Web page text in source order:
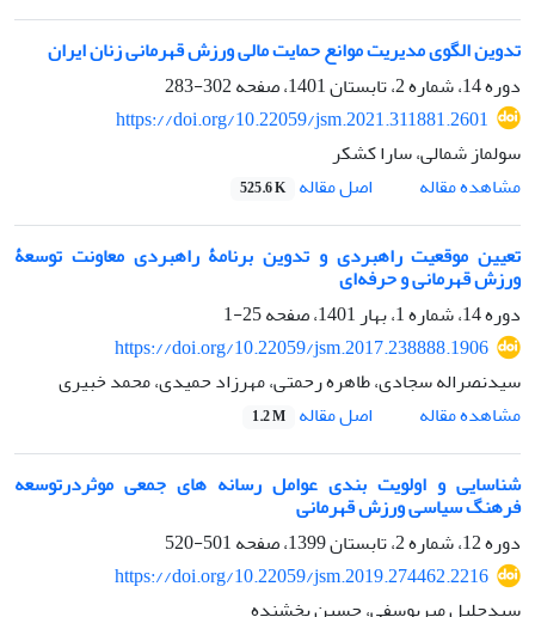
تدوین الگوی مدیریت موانع حمایت مالی ورزش قهرمانی زنان ایران
دوره 14، شماره 2، تابستان 1401، صفحه
302-283
https://doi.org/10.22059/jsm.2021.311881.2601
سولماز شمالی، سارا کشکر
مشاهده مقاله
اصل مقاله 525.6 K
تعیین موقعیت راهبردی و تدوین برنامۀ راهبردی معاونت توسعۀ
ورزش قهرمانی و ‏حرفه‌ای
دوره 14، شماره 1، بهار 1401، صفحه
25-1
https://doi.org/10.22059/jsm.2017.238888.1906
سیدنصراله سجادی، طاهره رحمتی، مهرزاد حمیدی، محمد خبیری
مشاهده مقاله
اصل مقاله 1.2 M
شناسایی و اولویت بندی عوامل رسانه های جمعی موثردرتوسعه
فرهنگ سیاسی ورزش قهرمانی
دوره 12، شماره 2، تابستان 1399، صفحه
501-520
https://doi.org/10.22059/jsm.2019.274462.2216